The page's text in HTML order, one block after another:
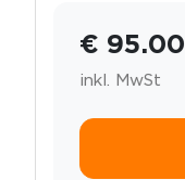
€ 95.00
inkl. MwSt